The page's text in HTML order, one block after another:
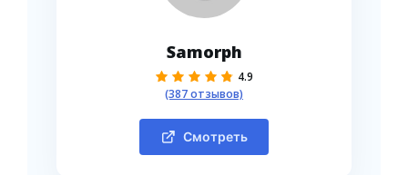
Samorph
4.9
(387 отзывов)
Смотреть